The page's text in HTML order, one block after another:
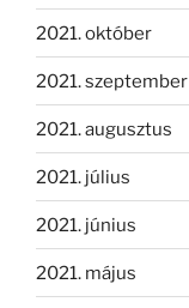
2021. október
2021. szeptember
2021. augusztus
2021. július
2021. június
2021. május